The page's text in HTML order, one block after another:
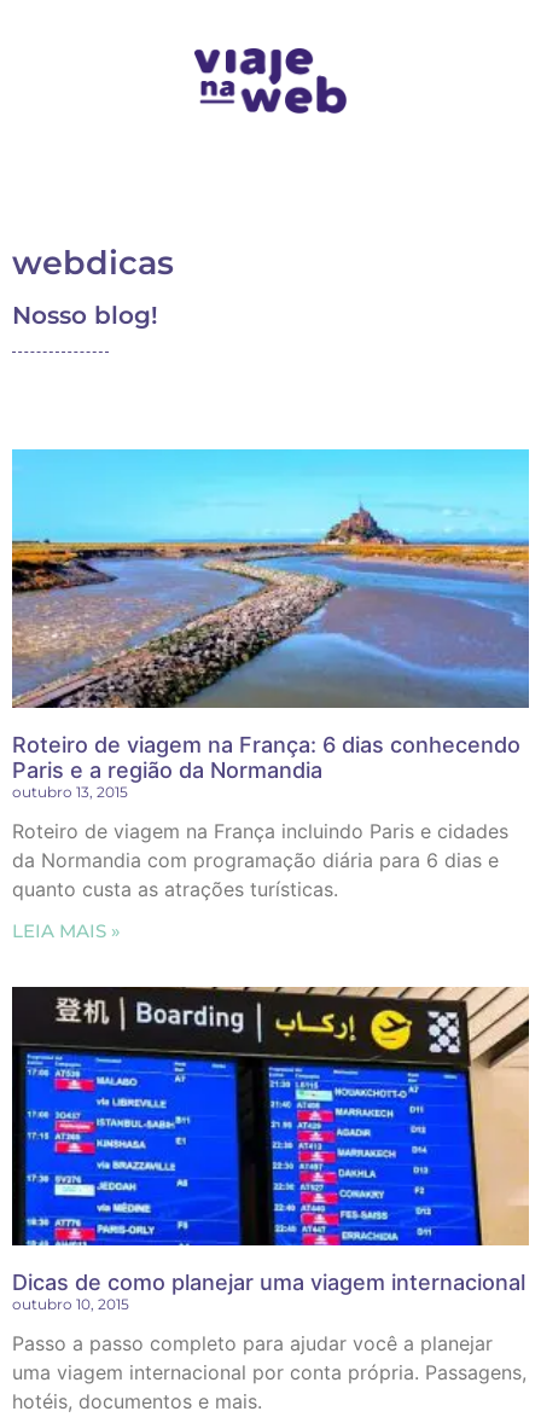
webdicas
Nosso blog!
Roteiro de viagem na França: 6 dias conhecendo
Paris e a região da Normandia
outubro 13, 2015
Roteiro de viagem na França incluindo Paris e cidades
da Normandia com programação diária para 6 dias e
quanto custa as atrações turísticas.
LEIA MAIS »
Dicas de como planejar uma viagem internacional
outubro 10, 2015
Passo a passo completo para ajudar você a planejar
uma viagem internacional por conta própria. Passagens,
hotéis, documentos e mais.